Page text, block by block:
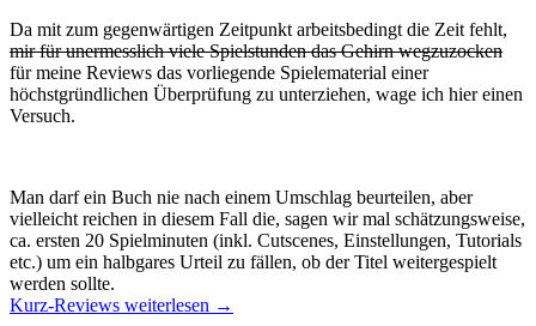
Da mit zum gegenwärtigen Zeitpunkt arbeitsbedingt die Zeit fehlt,
mir für unermesslich viele Spielstunden das Gehirn wegzuzocken
für meine Reviews das vorliegende Spielematerial einer
höchstgründlichen Überprüfung zu unterziehen, wage ich hier einen
Versuch.
Man darf ein Buch nie nach einem Umschlag beurteilen, aber
vielleicht reichen in diesem Fall die, sagen wir mal schätzungsweise,
ca. ersten 20 Spielminuten (inkl. Cutscenes, Einstellungen, Tutorials
etc.) um ein halbgares Urteil zu fällen, ob der Titel weitergespielt
werden sollte.
Kurz-Reviews weiterlesen →